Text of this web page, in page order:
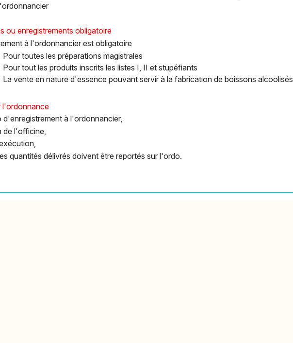
ou enregistrements obligatoire
à l'ordonnancier est obligatoire
Pour toutes les préparations magistrales
Pour tout les produits inscrits les listes I, II et stupéfiants
La vente en nature d'essence pouvant servir à la fabrication de boissons alcoolisés
l'ordonnance
d'enregistrement à l'ordonnancier,
de l'officine,
quantités délivrés doivent être reportés sur l'ordo.